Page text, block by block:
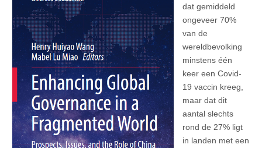
dat gemiddeld
ongeveer 70%
van de
wereldbevolking
minstens één
keer een Covid-
19 vaccin kreeg,
maar dat dit
aantal slechts
rond de 27% ligt
in landen met een